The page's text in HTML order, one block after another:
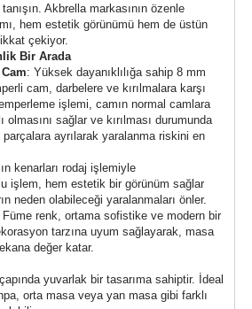
Akbrella markasının özenle
hem estetik görünümü hem de üstün
çekiyor.
Bir Arada
: Yüksek dayanıklılığa sahip 8 mm
cam, darbelere ve kırılmalara karşı
işlemi, camın normal camlara
olmasını sağlar ve kırılması durumunda
ayrılarak yaralanma riskini en
kenarları rodaj işlemiyle
işlem, hem estetik bir görünüm sağlar
neden olabileceği yaralanmaları önler.
Füme renk, ortama sofistike ve modern bir
tarzına uyum sağlayarak, masa
değer katar.
yuvarlak bir tasarıma sahiptir. İdeal
orta masa veya yan masa gibi farklı